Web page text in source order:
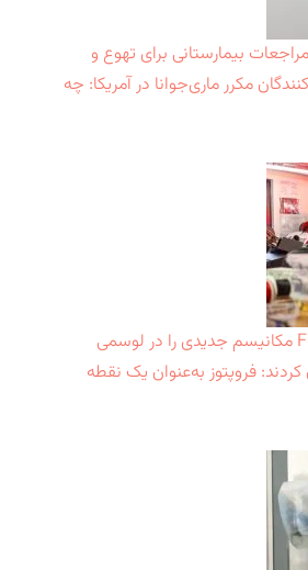
بیمارستانی برای تهوع و
مکرر ماری‌جوانا در آمریکا: چه
مهارکننده‌های FLT۳ مکانیسم جدیدی را در لوسمی
کردند: فروپتوز به‌عنوان یک نقطه